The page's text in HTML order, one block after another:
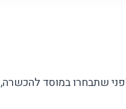
שתבחרו במוסד להכשרה,